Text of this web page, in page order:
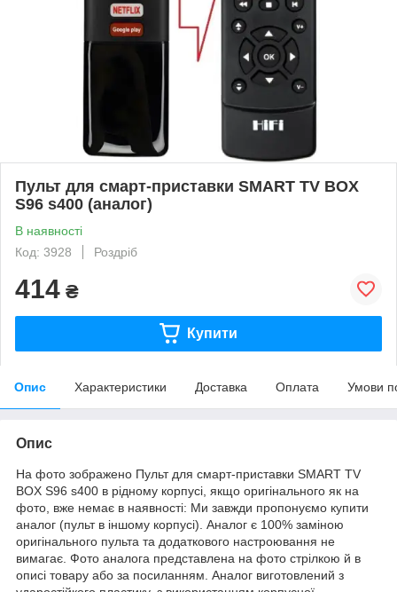
Пульт для смарт-приставки SMART TV BOX
S96 s400 (аналог)
В наявності
Код: 3928
Роздріб
414 ₴
Купити
Опис Характеристики Доставка Оплата Умови
Опис
На фото зображено Пульт для смарт-приставки SMART TV
BOX S96 s400 в рідному корпусі, якщо оригінального як на
фото, вже немає в наявності: Ми завжди пропонуємо купити
аналог (пульт в іншому корпусі). Аналог є 100% заміною
оригінального пульта та додаткового настроювання не
вимагає. Фото аналога представлена на фото стрілкою й в
описі товару або за посиланням. Аналог виготовлений з